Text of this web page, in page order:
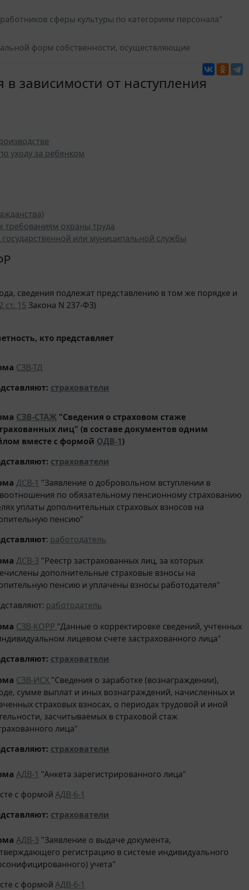
сферы культуры по категориям персонала"
форм собственности, осуществляющие
зависимости от наступления
уходу за ребенком
требованиям охраны труда
или муниципальной службы
сведения подлежат представлению в том же порядке и
ст. 15 Закона N 237-ФЗ)
кто представляет
СЗВ-ТД
: страхователи
СЗВ-СТАЖ "Сведения о страховом стаже
лиц" (в составе документов одним
вместе с формой ОДВ-1)
: страхователи
ДСВ-1 "Заявление о добровольном вступлении в
по обязательному пенсионному страхованию
уплаты дополнительных страховых взносов на
пенсию"
: работодатель
ДСВ-3 "Реестр застрахованных лиц, за которых
дополнительные страховые взносы на
пенсию и уплачены взносы работодателя"
работодатель
СЗВ-КОРР "Данные о корректировке сведений, учтенных
лицевом счете застрахованного лица"
: страхователи
СЗВ-ИСХ "Сведения о заработке (вознаграждении),
сумме выплат и иных вознаграждений, начисленных и
страховых взносах, о периодах трудовой и иной
засчитываемых в страховой стаж
лица"
: страхователи
АДВ-1 "Анкета зарегистрированного лица"
с формой АДВ-6-1
: страхователи
АДВ-3 "Заявление о выдаче документа,
регистрацию в системе индивидуального
учета"
с формой АДВ-6-1